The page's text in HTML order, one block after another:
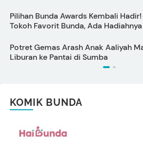
Pilihan Bunda Awards Kembali
Tokoh Favorit Bunda, Ada Hadiahnya
Potret Gemas Arash Anak Aaliyah
Liburan ke Pantai di Sumba
KOMIK BUNDA